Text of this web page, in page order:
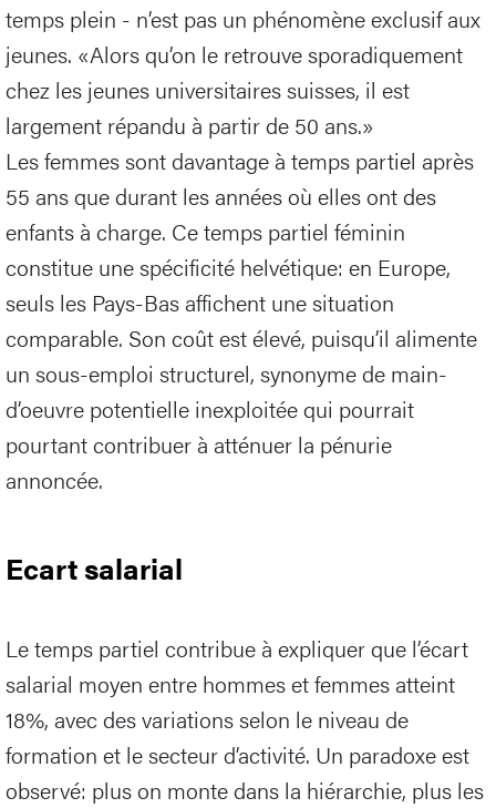
temps plein - n’est pas un phénomène exclusif aux
jeunes. «Alors qu’on le retrouve sporadiquement
chez les jeunes universitaires suisses, il est
largement répandu à partir de 50 ans.»
Les femmes sont davantage à temps partiel après
55 ans que durant les années où elles ont des
enfants à charge. Ce temps partiel féminin
constitue une spécificité helvétique: en Europe,
seuls les Pays-Bas affichent une situation
comparable. Son coût est élevé, puisqu’il alimente
un sous-emploi structurel, synonyme de main-
d’oeuvre potentielle inexploitée qui pourrait
pourtant contribuer à atténuer la pénurie
annoncée.
Ecart salarial
Le temps partiel contribue à expliquer que l’écart
salarial moyen entre hommes et femmes atteint
18%, avec des variations selon le niveau de
formation et le secteur d’activité. Un paradoxe est
observé: plus on monte dans la hiérarchie, plus les